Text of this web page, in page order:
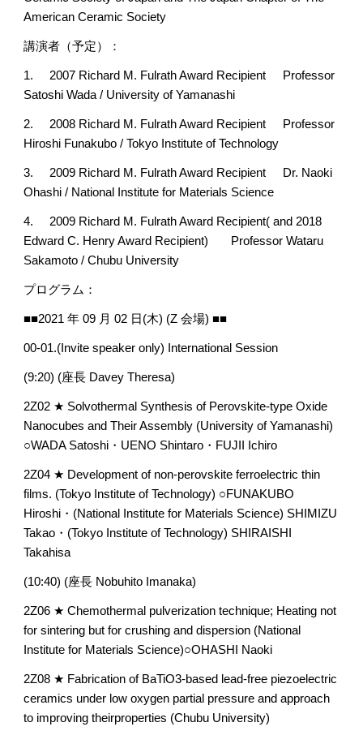
American Ceramic Society
講演者（予定）：
1. 2007 Richard M. Fulrath Award Recipient
Professor
Satoshi Wada / University of Yamanashi
2. 2008 Richard M. Fulrath Award Recipient
Professor
Hiroshi Funakubo / Tokyo Institute of Technology
3. 2009 Richard M. Fulrath Award Recipient
Dr. Naoki
Ohashi / National Institute for Materials Science
4.
2009 Richard M. Fulrath Award Recipient( and 2018
Edward C. Henry Award Recipient)
Professor Wataru
Sakamoto / Chubu University
プログラム：
■■2021 年 09 月 02 日(木) (Z 会場) ■■
00-01.(Invite speaker only) International Session
(9:20) (座長 Davey Theresa)
2Z02 ★ Solvothermal Synthesis of Perovskite-type Oxide
Nanocubes and Their Assembly (University of Yamanashi)
○WADA Satoshi・UENO Shintaro・FUJII Ichiro
2Z04 ★ Development of non-perovskite ferroelectric thin
films. (Tokyo Institute of Technology) ○FUNAKUBO
Hiroshi・(National Institute for Materials Science) SHIMIZU
Takao・(Tokyo Institute of Technology) SHIRAISHI
Takahisa
(10:40) (座長 Nobuhito Imanaka)
2Z06 ★ Chemothermal pulverization technique; Heating not
for sintering but for crushing and dispersion (National
Institute for Materials Science)○OHASHI Naoki
2Z08 ★ Fabrication of BaTiO3-based lead-free piezoelectric
ceramics under low oxygen partial pressure and approach
to improving theirproperties (Chubu University)